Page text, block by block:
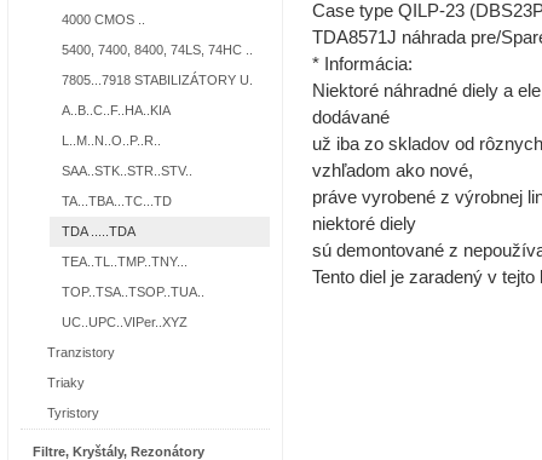
4000 CMOS ..
5400, 7400, 8400, 74LS, 74HC ..
7805...7918 STABILIZÁTORY U.
A..B..C..F..HA..KIA
L..M..N..O..P..R..
SAA..STK..STR..STV..
TA...TBA...TC...TD
TDA .....TDA
TEA..TL..TMP..TNY...
TOP..TSA..TSOP..TUA..
UC..UPC..VIPer..XYZ
Tranzistory
Triaky
Tyristory
Filtre, Kryštály, Rezonátory
Case type QILP-23
TDA8571J náhrada pre/
* Informácia:
Niektoré náhradné diely a
dodávané
už iba zo skladov od
vzhľadom ako nové,
práve vyrobené z výrobnej
niektoré diely
sú demontované z
Tento diel je zaradený v